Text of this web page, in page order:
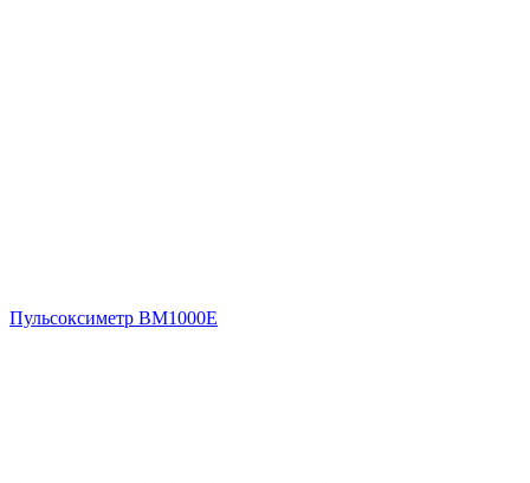
Пульсоксиметр BM1000Е